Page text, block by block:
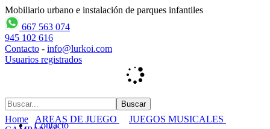
Mobiliario urbano e instalación de parques infantiles
667 563 074
945 102 616
Contacto - info@lurkoi.com
Usuarios registrados
Contacto
Home AREAS DE JUEGO
JUEGOS MUSICALES